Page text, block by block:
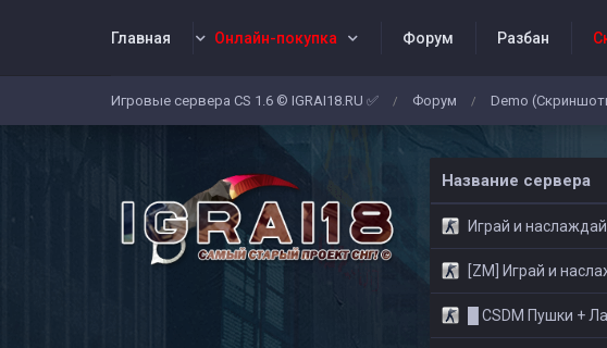
Главная Онлайн-покупка Форум Разбан
События проекта
Игровые сервера CS 1.6 © IGRAI18.RU ✅ / Форум / Demo
Название сервера
Играй и наслаждайся!
[ZM] Играй и наслаждайся!
█ CSDM Пушки + Лазеры |